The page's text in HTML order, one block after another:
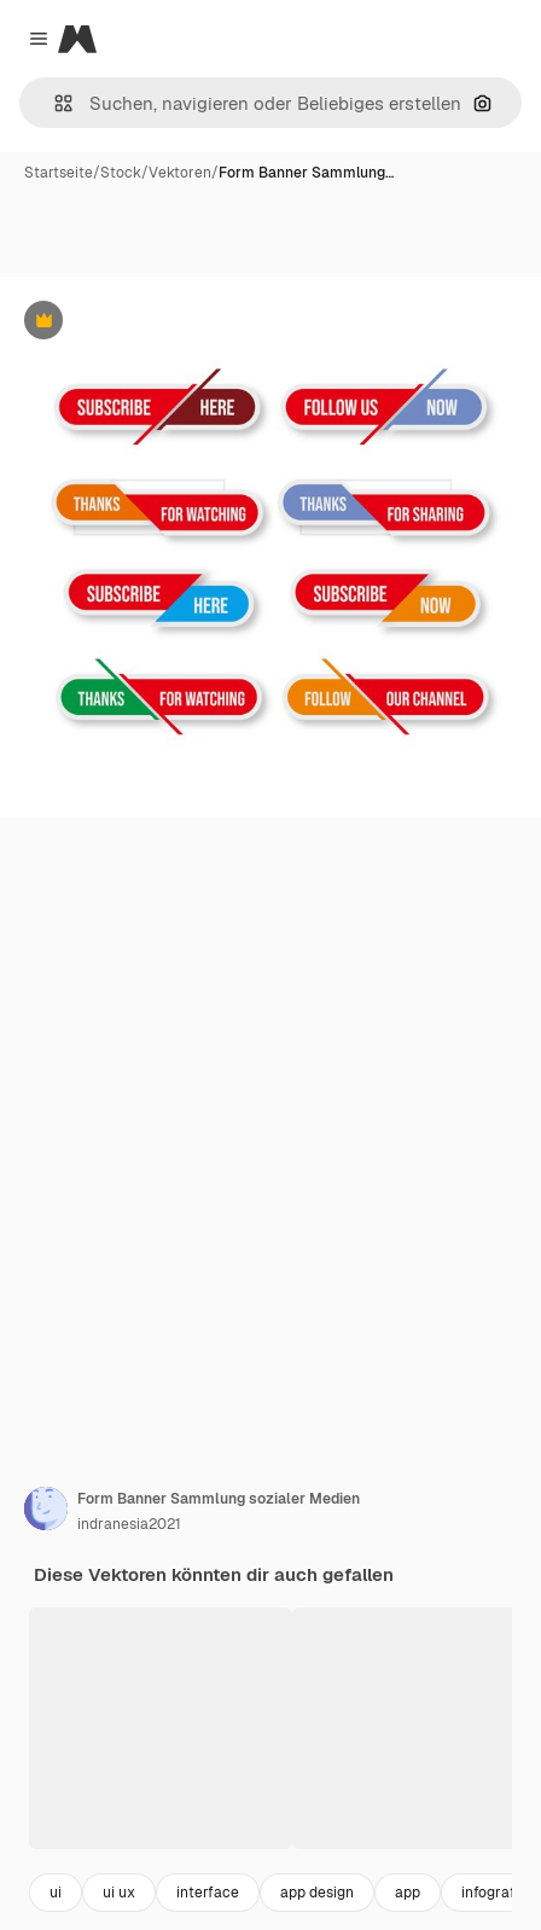
Close menu
Magnific
Nach
Startseite/Stock/Vektoren/Form Banner Sammlung…
Premium
Form Banner Sammlung sozialer Medien
indranesia2021
Diese Vektoren könnten dir auch gefallen
ui ui ux interface app design app infografiken